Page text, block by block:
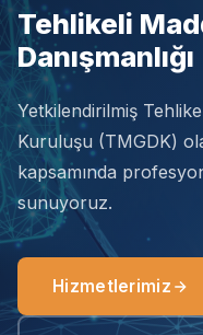
Tehlikeli
Danışmanlığı
Yetkilendirilmiş
Kuruluşu (TMGDK)
kapsamında
sunuyoruz.
Hizmetlerimiz